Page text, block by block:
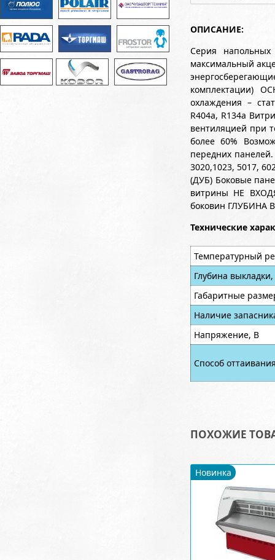
ОПИСАНИЕ:
Серия
максимальный
комплектации)
охлаждения –
R404a, R134a
вентиляцией при
более 60%
передних
3020,1023, 5017,
(ДУБ) Боковые
витрины НЕ
боковин
Технические
Температурный
Глубина
Габаритные
Наличие
Напряжение, В
Способ
ПОХОЖИЕ
Новинка